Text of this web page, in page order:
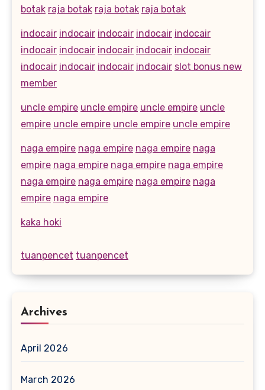
botak raja botak raja botak raja botak
indocair indocair indocair indocair indocair
indocair indocair indocair indocair indocair
indocair indocair indocair indocair slot bonus new
member
uncle empire uncle empire uncle empire uncle
empire uncle empire uncle empire uncle empire
naga empire naga empire naga empire naga
empire naga empire naga empire naga empire
naga empire naga empire naga empire naga
empire naga empire
kaka hoki
tuanpencet tuanpencet
Archives
April 2026
March 2026